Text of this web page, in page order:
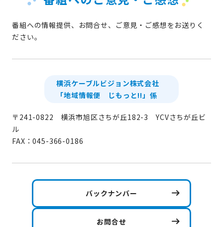
番組への情報提供、お問合せ、ご意見・ご感想をお送りく
ださい。
横浜ケーブルビジョン株式会社
「地域情報便 じもっと!!」係
〒241-0822 横浜市旭区さちが丘182-3 YCVさちが丘ビ
ル
FAX：045-366-0186
バックナンバー
お問合せ